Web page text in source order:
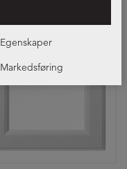
Egenskaper
Markedsføring